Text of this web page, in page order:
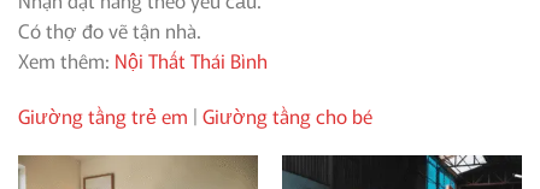
Có thợ đo vẽ tận nhà.
Xem thêm: Nội Thất Thái Bình
Giường tầng trẻ em | Giường tầng cho bé